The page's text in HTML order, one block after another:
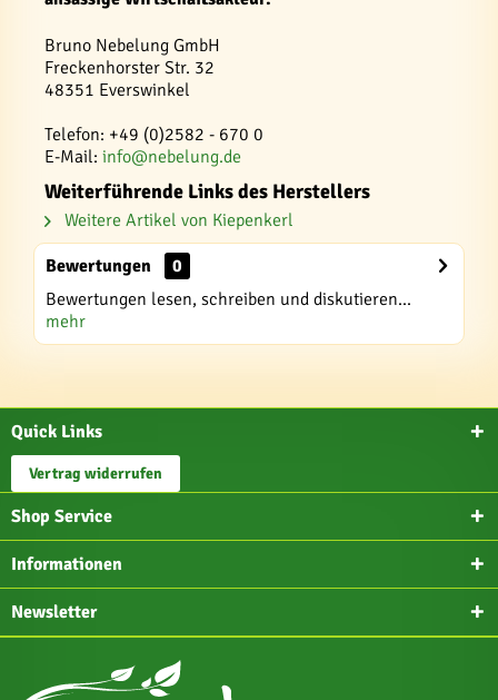
Bruno Nebelung GmbH
Freckenhorster Str. 32
48351 Everswinkel
Telefon: +49 (0)2582 - 670 0
E-Mail: info@nebelung.de
Weiterführende Links des Herstellers
Weitere Artikel von Kiepenkerl
Bewertungen
0
Bewertungen lesen, schreiben und diskutieren...
mehr
Quick Links
Vertrag widerrufen
Shop Service
Informationen
Newsletter